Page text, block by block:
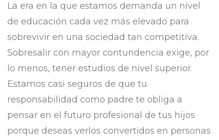
La era en la que estamos demanda un nivel
de educación cada vez más elevado para
sobrevivir en una sociedad tan competitiva.
Sobresalir con mayor contundencia exige, por
lo menos, tener estudios de nivel superior.
Estamos casi seguros de que tu
responsabilidad como padre te obliga a
pensar en el futuro profesional de tus hijos
porque deseas verlos convertidos en personas